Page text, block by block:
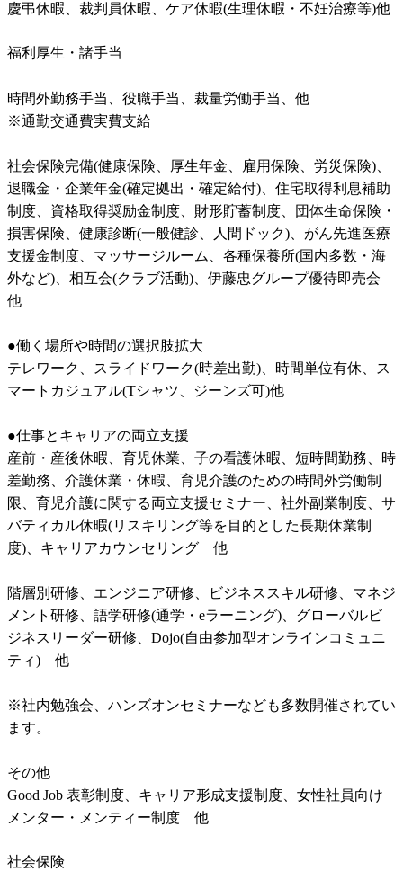
慶弔休暇、裁判員休暇、ケア休暇(生理休暇・不妊治療等)他
福利厚生・諸手当
時間外勤務手当、役職手当、裁量労働手当、他
※通勤交通費実費支給
社会保険完備(健康保険、厚生年金、雇用保険、労災保険)、
退職金・企業年金(確定拠出・確定給付)、住宅取得利息補助
制度、資格取得奨励金制度、財形貯蓄制度、団体生命保険・
損害保険、健康診断(一般健診、人間ドック)、がん先進医療
支援金制度、マッサージルーム、各種保養所(国内多数・海
外など)、相互会(クラブ活動)、伊藤忠グループ優待即売会
他
●働く場所や時間の選択肢拡大
テレワーク、スライドワーク(時差出勤)、時間単位有休、ス
マートカジュアル(Tシャツ、ジーンズ可)他
●仕事とキャリアの両立支援
産前・産後休暇、育児休業、子の看護休暇、短時間勤務、時
差勤務、介護休業・休暇、育児介護のための時間外労働制
限、育児介護に関する両立支援セミナー、社外副業制度、サ
バティカル休暇(リスキリング等を目的とした長期休業制
度)、キャリアカウンセリング　他
階層別研修、エンジニア研修、ビジネススキル研修、マネジ
メント研修、語学研修(通学・eラーニング)、グローバルビ
ジネスリーダー研修、Dojo(自由参加型オンラインコミュニ
ティ)　他
※社内勉強会、ハンズオンセミナーなども多数開催されてい
ます。
その他
Good Job 表彰制度、キャリア形成支援制度、女性社員向け
メンター・メンティー制度　他
社会保険